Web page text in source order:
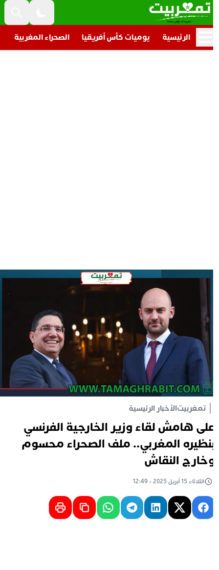
الرئيسية يوميات كأس أفريقيا الصحراء المغربية
تمغربيتالأخبار الرئيسية
هامش لقاء وزير الخارجية الفرنسي
المغربي.. ملف الصحراء محسوم
النقاش
الثلاثاء 15 أبريل 2025 - 12:49